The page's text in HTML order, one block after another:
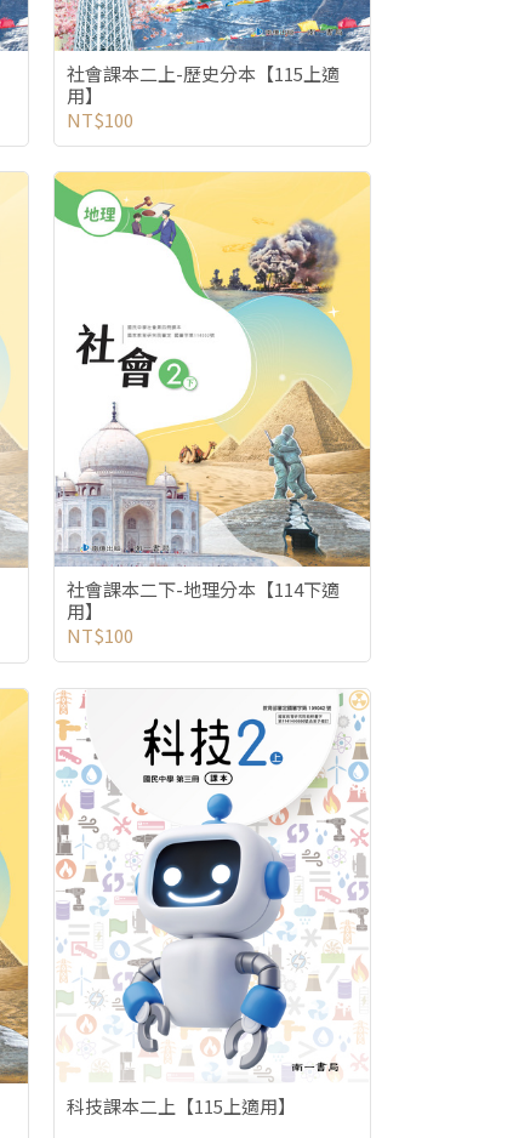
社會課本二上-歷史分本【115上適
用】
NT$100
社會課本二下-地理分本【114下適
用】
NT$100
科技課本二上【115上適用】